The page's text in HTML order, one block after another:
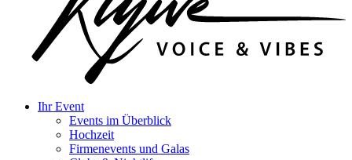
Ihr Event
Events im Überblick
Hochzeit
Firmenevents und Galas